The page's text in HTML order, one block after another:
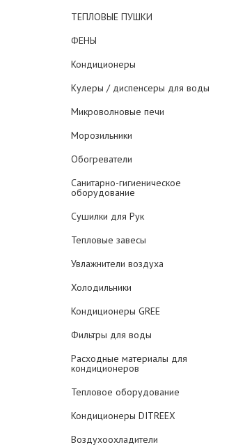
ТЕПЛОВЫЕ ПУШКИ
ФЕНЫ
Кондиционеры
Кулеры / диспенсеры для воды
Микроволновые печи
Морозильники
Обогреватели
Санитарно-гигиеническое
оборудование
Сушилки для Рук
Тепловые завесы
Увлажнители воздуха
Холодильники
Кондиционеры GREE
Фильтры для воды
Расходные материалы для
кондиционеров
Тепловое оборудование
Кондиционеры DITREEX
Воздухоохладители